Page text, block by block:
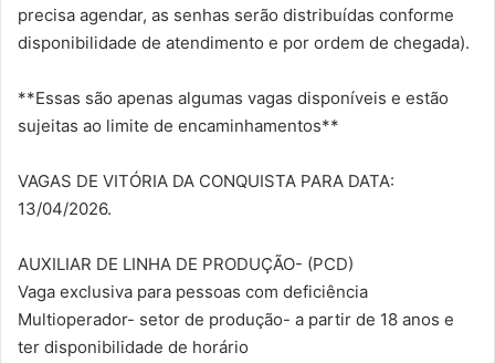
precisa agendar, as senhas serão distribuídas conforme
disponibilidade de atendimento e por ordem de chegada).
**Essas são apenas algumas vagas disponíveis e estão
sujeitas ao limite de encaminhamentos**
VAGAS DE VITÓRIA DA CONQUISTA PARA DATA:
13/04/2026.
AUXILIAR DE LINHA DE PRODUÇÃO- (PCD)
Vaga exclusiva para pessoas com deficiência
Multioperador- setor de produção- a partir de 18 anos e
ter disponibilidade de horário